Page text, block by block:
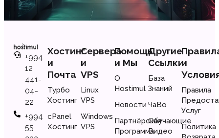
+994
12
441-
04-
22
+994
55
Хостинг
и
Почта
Турбо
Хостинг
cPanel
Хостинг
Сервера
и
VPS
Linux
VPS
Windows
VPS
Помощь
и Мы
О
Hostimul
Новости
Партнёрская
Программа
Другие
Ссылки
База
Знаний
ЧаВо
Обучающие
Видео
и
Правила
Услуг
Политика